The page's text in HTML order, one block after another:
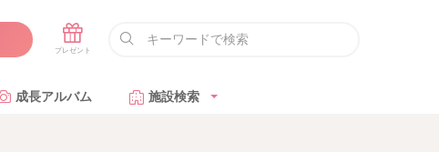
成長アルバム 施設検索